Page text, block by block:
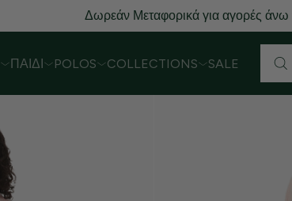
Δωρεάν Μεταφορικά για αγορές
ΠΑΙΔΊ POLOS COLLECTIONS SALE